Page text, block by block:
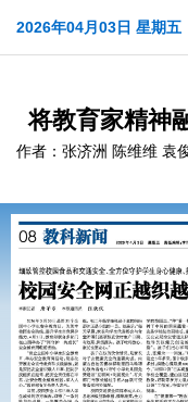
2026年04月03日 星期五
将教育家精神
作者：张济洲 陈维维 袁